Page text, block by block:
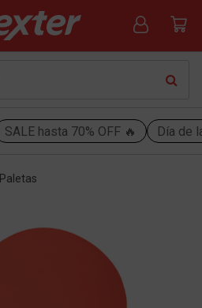
SALE hasta 70% OFF 🔥 Día de
Paletas